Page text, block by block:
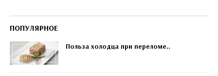
ПОПУЛЯРНОЕ
Польза холодца при переломе..